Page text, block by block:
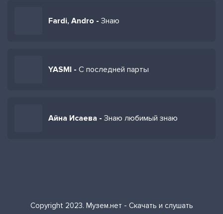
Fardi, Andro - Знаю
YASMI - С последней парты
Айна Исаева - Знаю любимый знаю
Copyright 2023. Музем.нет - Скачать и слушать